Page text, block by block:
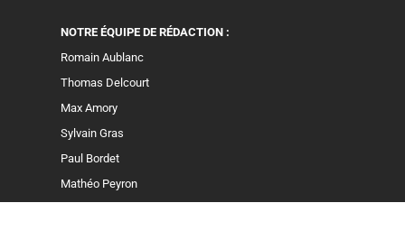
NOTRE ÉQUIPE DE RÉDACTION :
Romain Aublanc
Thomas Delcourt
Max Amory
Sylvain Gras
Paul Bordet
Mathéo Peyron